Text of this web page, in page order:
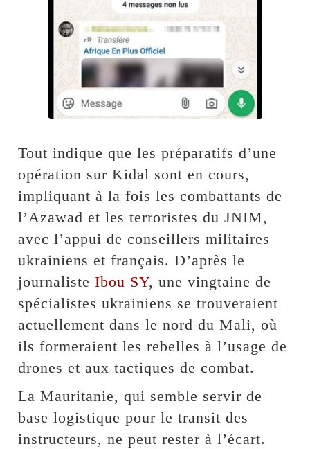
Tout indique que les préparatifs d’une
opération sur Kidal sont en cours,
impliquant à la fois les combattants de
l’Azawad et les terroristes du JNIM,
avec l’appui de conseillers militaires
ukrainiens et français. D’après le
journalisteIbou SY, une vingtaine de
spécialistes ukrainiens se trouveraient
actuellement dans le nord du Mali, où
ils formeraient les rebelles à l’usage de
drones et aux tactiques de combat.
La Mauritanie, qui semble servir de
base logistique pour le transit des
instructeurs, ne peut rester à l’écart.